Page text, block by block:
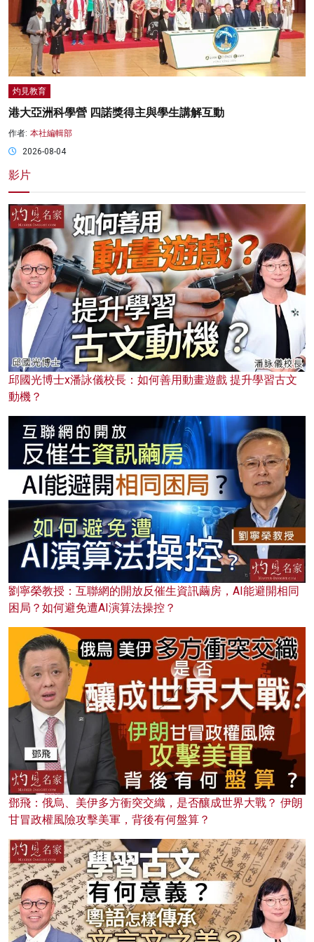
灼見教育
港大亞洲科學營 四諾獎得主與學生講解互動
作者: 本社編輯部
2026-08-04
影片
邱國光博士x潘詠儀校長：如何善用動畫遊戲 提升學習古文
動機？
劉寧榮教授：互聯網的開放反催生資訊繭房，AI能避開相同
困局？如何避免遭AI演算法操控？
鄧飛：俄烏、美伊多方衝突交織，是否釀成世界大戰？ 伊朗
甘冒政權風險攻擊美軍，背後有何盤算？